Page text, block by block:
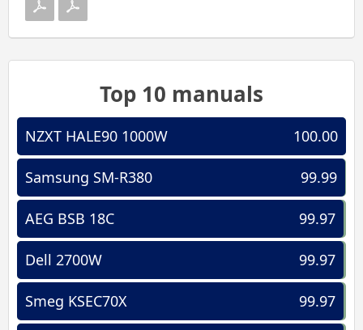
Top 10 manuals
100.00
NZXT HALE90 1000W
99.99
Samsung SM-R380
99.97
AEG BSB 18C
99.97
Dell 2700W
99.97
Smeg KSEC70X